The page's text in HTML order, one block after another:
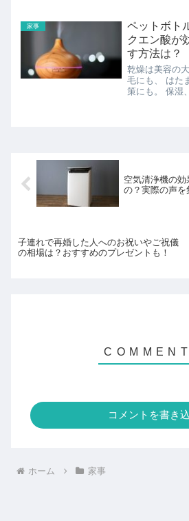
ります。 その
家事
ペットボト
クエン酸が
す方法は？
乾燥は美容の
毛にも、 はた
策にも。 保湿
空気清浄機の
の？実際の声を
子連れで再婚した人へのお祝いやご祝儀
の相場は？おすすめのプレゼントも！
コメントを書き
ホーム 家事